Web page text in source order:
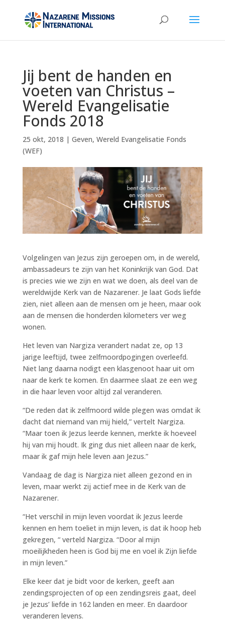
Jij bent de handen en
voeten van Christus –
Wereld Evangelisatie
Fonds 2018
25 okt, 2018 | Geven, Wereld Evangelisatie Fonds
(WEF)
Volgelingen van Jezus zijn geroepen om, in de wereld,
ambassadeurs te zijn van het Koninkrijk van God. Dat
is precies wie we zijn en wat we doen, als deel van de
wereldwijde Kerk van de Nazarener. Je laat Gods liefde
zien, niet alleen aan de mensen om je heen, maar ook
aan de mensen die honderden kilometers ver weg
wonen.
Het leven van Nargiza verandert nadat ze, op 13
jarige leeftijd, twee zelfmoordpogingen overleefd.
Niet lang daarna nodigt een klasgenoot haar uit om
naar de kerk te komen. En daarmee slaat ze een weg
in die haar leven voor altijd zal veranderen.
“De reden dat ik zelfmoord wilde plegen was omdat ik
dacht dat niemand van mij hield,” vertelt Nargiza.
“Maar toen ik Jezus leerde kennen, merkte ik hoeveel
hij van mij houdt. Ik ging dus niet alleen naar de kerk,
maar ik gaf mijn hele leven aan Jezus.”
Vandaag de dag is Nargiza niet alleen gezond en in
leven, maar werkt zij actief mee in de Kerk van de
Nazarener.
“Het verschil in mijn leven voordat ik Jezus leerde
kennen en hem toeliet in mijn leven, is dat ik hoop heb
gekregen, “ verteld Nargiza. “Door al mijn
moeilijkheden heen is God bij me en voel ik Zijn liefde
in mijn leven.”
Elke keer dat je bidt voor de kerken, geeft aan
zendingsprojecten of op een zendingsreis gaat, deel
je Jezus’ liefde in 162 landen en meer. En daardoor
veranderen levens.